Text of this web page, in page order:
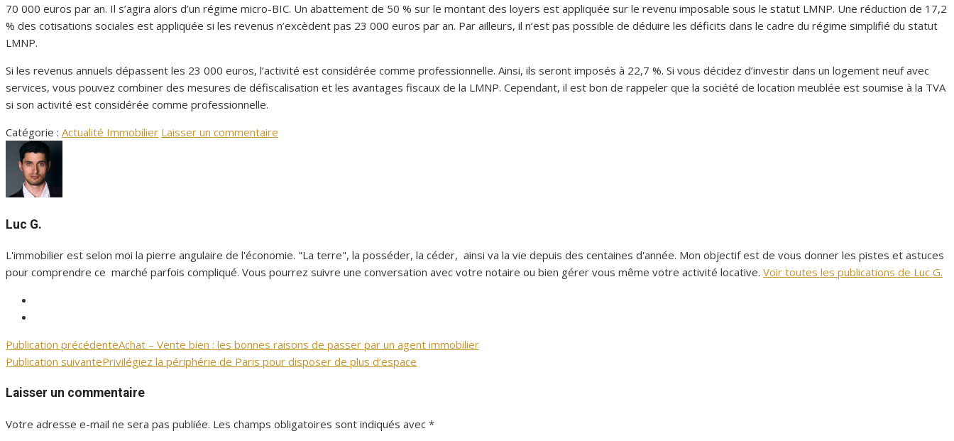
70 000 euros par an. Il s’agira alors d’un régime micro-BIC. Un abattement de 50 % sur le montant des loyers est appliquée sur le revenu imposable sous le statut LMNP. Une réduction de 17,2
% des cotisations sociales est appliquée si les revenus n’excèdent pas 23 000 euros par an. Par ailleurs, il n’est pas possible de déduire les déficits dans le cadre du régime simplifié du statut
LMNP.
Si les revenus annuels dépassent les 23 000 euros, l’activité est considérée comme professionnelle. Ainsi, ils seront imposés à 22,7 %. Si vous décidez d’investir dans un logement neuf avec
services, vous pouvez combiner des mesures de défiscalisation et les avantages fiscaux de la LMNP. Cependant, il est bon de rappeler que la société de location meublée est soumise à la TVA
si son activité est considérée comme professionnelle.
Catégorie : Actualité Immobilier Laisser un commentaire
Luc G.
L'immobilier est selon moi la pierre angulaire de l'économie. "La terre", la posséder, la céder, ainsi va la vie depuis des centaines d'année. Mon objectif est de vous donner les pistes et astuces
pour comprendre ce marché parfois compliqué. Vous pourrez suivre une conversation avec votre notaire ou bien gérer vous même votre activité locative. Voir toutes les publications de Luc G.
Navigation
l’article
Publication précédenteAchat – Vente bien : les bonnes raisons de passer par un agent immobilier
Publication suivantePrivilégiez la périphérie de Paris pour disposer de plus d’espace
Laisser un commentaire
Votre adresse e-mail ne sera pas publiée. Les champs obligatoires sont indiqués avec *